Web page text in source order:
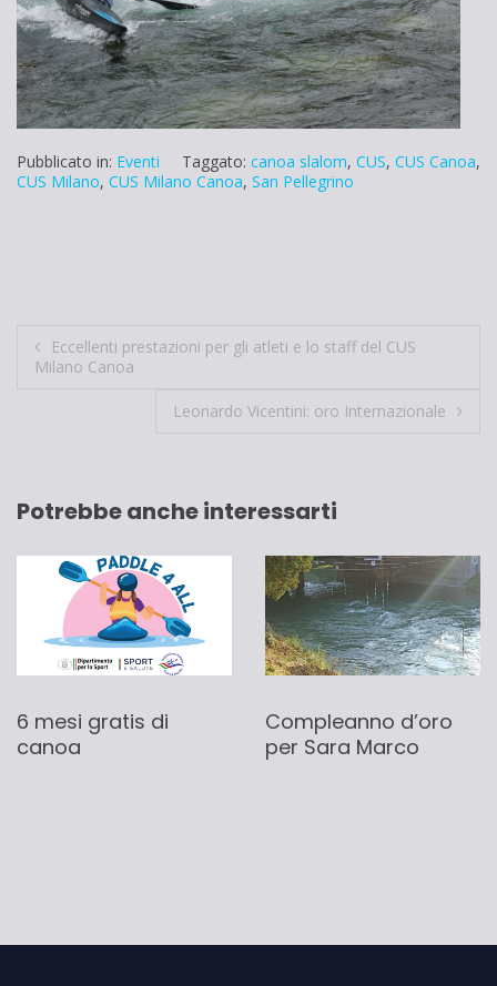
Pubblicato in: Eventi Taggato: canoa slalom, CUS, CUS Canoa,
CUS Milano, CUS Milano Canoa, San Pellegrino
Navigazione
Eccellenti prestazioni per gli atleti e lo staff del CUS
Milano Canoa
Leonardo Vicentini: oro Internazionale
Potrebbe anche interessarti
6 mesi gratis di
canoa
Compleanno d’oro
per Sara Marco